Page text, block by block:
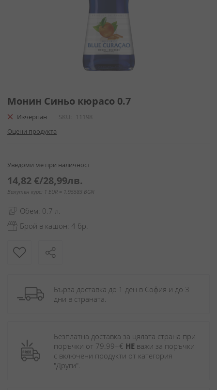
към
на
галерия
със
Монин Синьо кюрасо 0.7
Изчерпан SKU
11198
Оцени продукта
Уведоми ме при наличност
14,82 €/28,99лв.
Валутен курс: 1 EUR = 1.95583 BGN
Обем: 0.7 л.
Брой в кашон: 4 бр.
Бърза доставка до 1 ден в София и до 3
дни в страната.
Безплатна доставка за цялата страна при
поръчки от 79.99+€ НЕ важи за поръчки
с включени продукти от категория
"Други".